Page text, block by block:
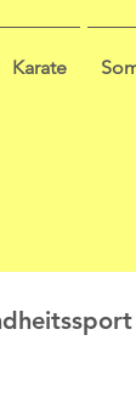
Karate